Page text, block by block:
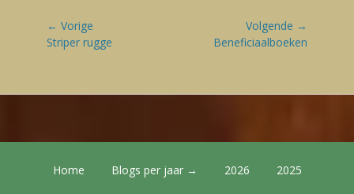
Bericht
navigatie
← Vorige
Vorige
Striper rugge
Volgende →
VolgendeBeneficiaalboeken
Footer Menu
Home Blogs per jaar → 2026 2025